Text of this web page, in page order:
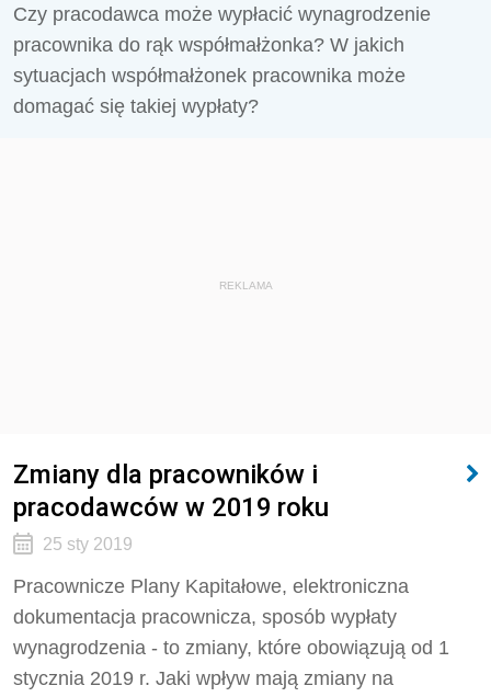
Czy pracodawca może wypłacić wynagrodzenie
pracownika do rąk współmałżonka? W jakich
sytuacjach współmałżonek pracownika może
domagać się takiej wypłaty?
REKLAMA
Zmiany dla pracowników i
pracodawców w 2019 roku
25 sty 2019
Pracownicze Plany Kapitałowe, elektroniczna
dokumentacja pracownicza, sposób wypłaty
wynagrodzenia - to zmiany, które obowiązują od 1
stycznia 2019 r. Jaki wpływ mają zmiany na